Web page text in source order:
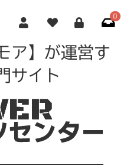
0
ア】が運営す
サイト